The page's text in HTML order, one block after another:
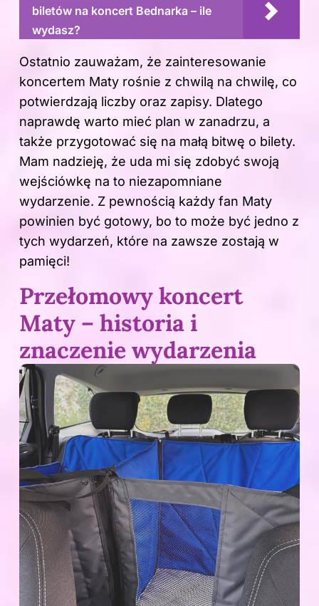
biletów na koncert Bednarka – ile
wydasz?
Ostatnio zauważam, że zainteresowanie
koncertem Maty rośnie z chwilą na chwilę, co
potwierdzają liczby oraz zapisy. Dlatego
naprawdę warto mieć plan w zanadrzu, a
także przygotować się na małą bitwę o bilety.
Mam nadzieję, że uda mi się zdobyć swoją
wejściówkę na to niezapomniane
wydarzenie. Z pewnością każdy fan Maty
powinien być gotowy, bo to może być jedno z
tych wydarzeń, które na zawsze zostają w
pamięci!
Przełomowy koncert
Maty – historia i
znaczenie wydarzenia